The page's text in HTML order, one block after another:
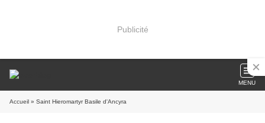
Publicité
MENU
Accueil » Saint Hieromartyr Basile d'Ancyra